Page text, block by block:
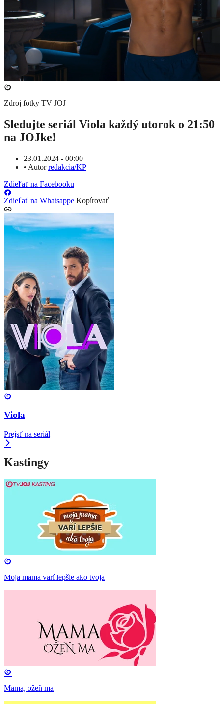
Zdroj fotky TV JOJ
Sledujte seriál Viola každý utorok o 21:50
na JOJke!
23.01.2024 - 00:00
• Autorredakcia/KP
Zdieľať na Facebooku
Zdieľať na Whatsappe Kopírovať
Viola
Prejsť na seriál
Kastingy
Moja mama varí lepšie ako tvoja
Mama, ožeň ma